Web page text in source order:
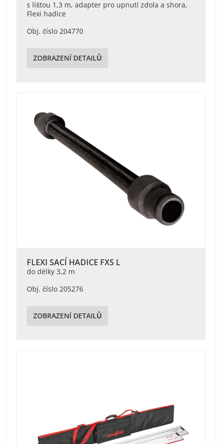
s lištou 1,3 m, adapter pro upnutí zdola a shora,
Flexi hadice
Obj. číslo 204770
ZOBRAZENÍ DETAILŮ
FLEXI SACÍ HADICE FXS L
do délky 3,2 m
Obj. číslo 205276
ZOBRAZENÍ DETAILŮ